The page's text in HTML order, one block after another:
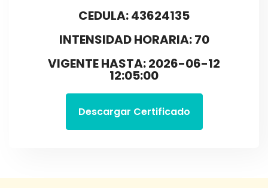
CEDULA: 43624135
INTENSIDAD HORARIA: 70
VIGENTE HASTA: 2026-06-12
12:05:00
Descargar Certificado